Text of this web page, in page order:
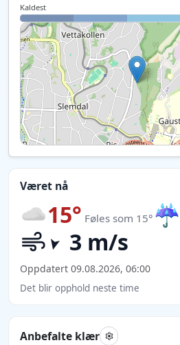
Kaldest
Været nå
15° Føles som 15° ☔
3 m/s
Oppdatert 09.08.2026, 06:00
Det blir opphold neste time
Anbefalte klær